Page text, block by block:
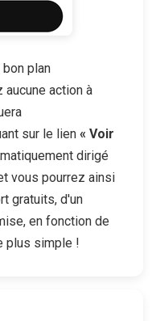
plan
aucune action à
sur le lien « Voir
dirigé
vous pourrez ainsi
gratuits, d'un
en fonction de
plus simple !